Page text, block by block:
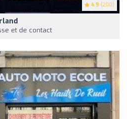
4.9 (200)
et de contact